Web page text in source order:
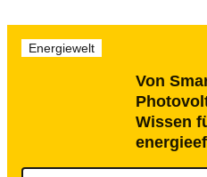
Energiewelt
Von
Wissen